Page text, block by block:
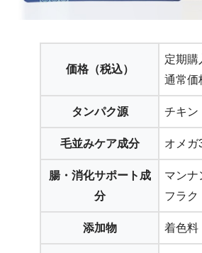
価格（税込）
定期購
通常価
タンパク源 チキン
毛並みケア成分 オメガ
腸・消化サポート成
分
マンナ
フラク
添加物 着色料